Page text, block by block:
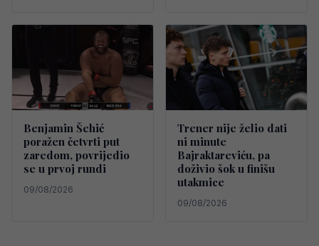
Benjamin Šehić
poražen četvrti put
zaredom, povrijedio
se u prvoj rundi
09/08/2026
Trener nije želio dati
ni minute
Bajraktareviću, pa
doživio šok u finišu
utakmice
09/08/2026